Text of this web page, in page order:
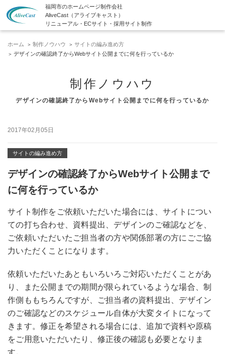
福岡市のホームページ制作会社
AliveCast（アライブキャスト）
リニューアル・ECサイト・採用サイト制作
ホーム 制作ノウハウ
サイトの編み進め方
デザインの確認終了からWebサイト公開までに何を行っているか
制作ノウハウ
デザインの確認終了からWebサイト公開までに何を行っているか
2017年02月05日
サイトの編み進め方
デザインの確認終了からWebサイト公開まで
に何を行っているか
サイト制作をご依頼いただいた場合には、サイトについ
ての打ち合わせ、資料提出、デザインのご確認などを、
ご依頼いただいたご担当者の方や関係部署の方にごご協
力いただくことになります。
依頼いただいたあともいろいろご対応いただくことがあ
り、また公開までの期間が限られているような場合、制
作側ももちろんですが、ご担当者の資料提出、デザイン
のご確認などのスケジュール自体が大変タイトになって
きます。修正を希望される場合には、追加で資料や原稿
をご用意いただいたり、修正後の確認も必要となりま
す。